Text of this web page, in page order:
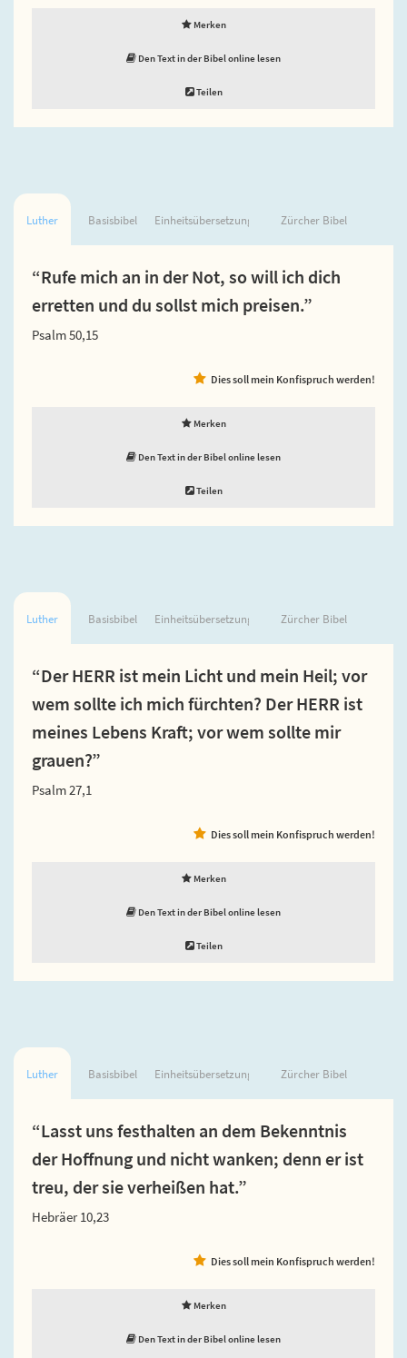
Merken
Den Text in der Bibel online lesen
Teilen
Luther Basisbibel Einheitsübersetzung Zürcher Bibel
“Rufe mich an in der Not, so will ich dich
erretten und du sollst mich preisen.”
Psalm 50,15
Dies soll mein Konfispruch werden!
Merken
Den Text in der Bibel online lesen
Teilen
Luther Basisbibel Einheitsübersetzung Zürcher Bibel
“Der HERR ist mein Licht und mein Heil; vor
wem sollte ich mich fürchten? Der HERR ist
meines Lebens Kraft; vor wem sollte mir
grauen?”
Psalm 27,1
Dies soll mein Konfispruch werden!
Merken
Den Text in der Bibel online lesen
Teilen
Luther Basisbibel Einheitsübersetzung Zürcher Bibel
“Lasst uns festhalten an dem Bekenntnis
der Hoffnung und nicht wanken; denn er ist
treu, der sie verheißen hat.”
Hebräer 10,23
Dies soll mein Konfispruch werden!
Merken
Den Text in der Bibel online lesen